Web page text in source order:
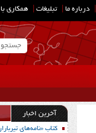
درباره ما تبلیغات همکاری با
آخرین اخبار
کتاب «نامه‌های